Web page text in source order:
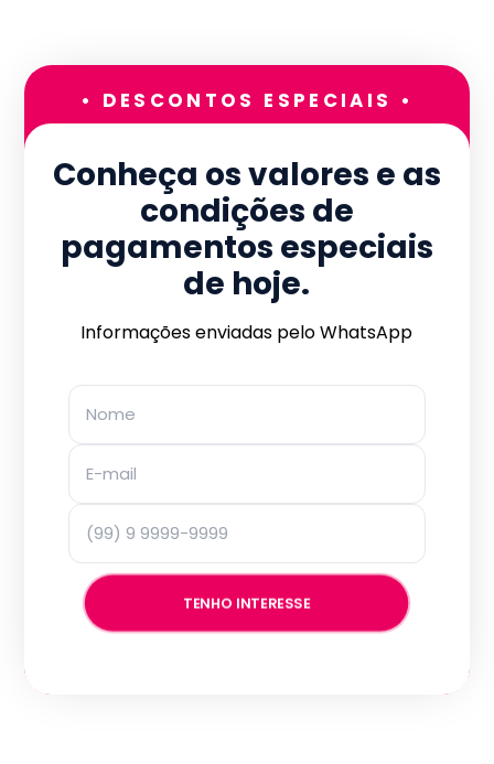
• DESCONTOS ESPECIAIS •
Conheça os valores e as
condições de
pagamentos especiais
de hoje.
Informações enviadas pelo WhatsApp
TENHO INTERESSE